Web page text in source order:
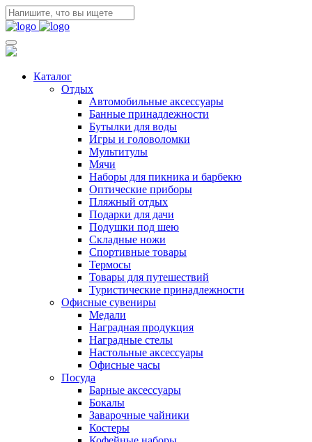
Каталог
Отдых
Автомобильные аксессуары
Банные принадлежности
Бутылки для воды
Игры и головоломки
Мультитулы
Мячи
Наборы для пикника и барбекю
Оптические приборы
Пляжный отдых
Подарки для дачи
Подушки под шею
Складные ножи
Спортивные товары
Термосы
Товары для путешествий
Туристические принадлежности
Офисные сувениры
Медали
Наградная продукция
Наградные стелы
Настольные аксессуары
Офисные часы
Посуда
Барные аксессуары
Бокалы
Заварочные чайники
Костеры